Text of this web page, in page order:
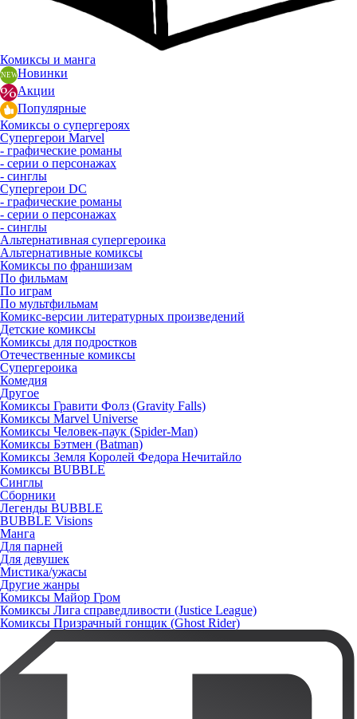
Комиксы и манга
Новинки
Акции
Популярные
Комиксы о супергероях
Супергерои Marvel
- графические романы
- серии о персонажах
- синглы
Супергерои DC
- графические романы
- серии о персонажах
- синглы
Альтернативная супергероика
Альтернативные комиксы
Комиксы по франшизам
По фильмам
По играм
По мультфильмам
Комикс-версии литературных произведений
Детские комиксы
Комиксы для подростков
Отечественные комиксы
Супергероика
Комедия
Другое
Комиксы Гравити Фолз (Gravity Falls)
Комиксы Marvel Universe
Комиксы Человек-паук (Spider-Man)
Комиксы Бэтмен (Batman)
Комиксы Земля Королей Федора Нечитайло
Комиксы BUBBLE
Синглы
Сборники
Легенды BUBBLE
BUBBLE Visions
Манга
Для парней
Для девушек
Мистика/ужасы
Другие жанры
Комиксы Майор Гром
Комиксы Лига справедливости (Justice League)
Комиксы Призрачный гонщик (Ghost Rider)